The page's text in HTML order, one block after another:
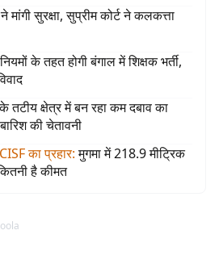
सुरक्षा, सुप्रीम कोर्ट ने कलकत्ता
के तहत होगी बंगाल में शिक्षक भर्ती,
तटीय क्षेत्र में बन रहा कम दबाव का
की चेतावनी
का प्रहार: मुगमा में 218.9 मीट्रिक
है कीमत